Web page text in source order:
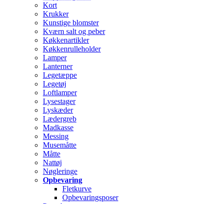
Kort
Krukker
Kunstige blomster
Kværn salt og peber
Køkkenartikler
Køkkenrulleholder
Lamper
Lanterner
Legetæppe
Legetøj
Loftlamper
Lysestager
Lyskæder
Lædergreb
Madkasse
Messing
Musemåtte
Måtte
Nattøj
Nøgleringe
Opbevaring
Fletkurve
Opbevaringsposer